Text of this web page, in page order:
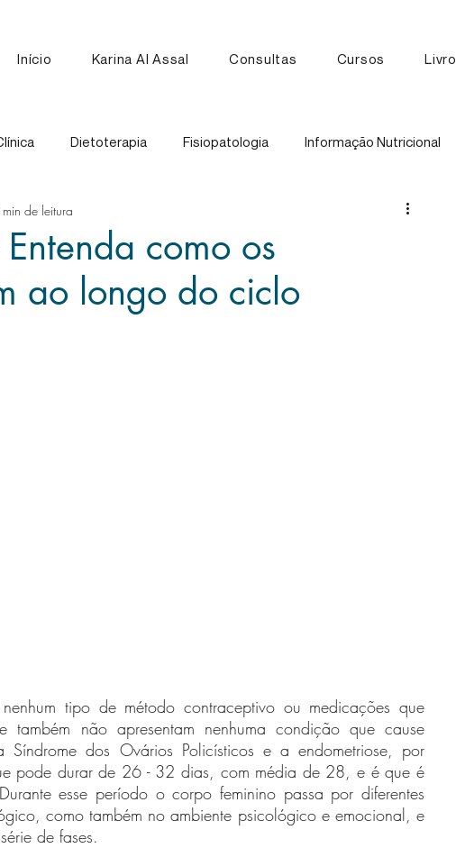
Início Karina Al Assal Consultas Cursos Livro
Dietoterapia Fisiopatologia Informação Nutricional
como os
ao longo do ciclo
de leitura
tipo de método contraceptivo ou medicações que
também não apresentam nenhuma condição que cause
Síndrome dos Ovários Policísticos e a endometriose, por
pode durar de 26 - 32 dias, com média de 28, e é que é
esse período o corpo feminino passa por diferentes
como também no ambiente psicológico e emocional, e
de fases.